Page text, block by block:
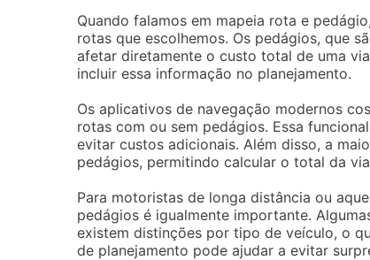
Quando falamos em mapeia rota e
rotas que escolhemos. Os pedágios, que
afetar diretamente o custo total de uma
incluir essa informação no planejamento.
Os aplicativos de navegação modernos
rotas com ou sem pedágios. Essa
evitar custos adicionais. Além disso, a
pedágios, permitindo calcular o total da
Para motoristas de longa distância ou
pedágios é igualmente importante.
existem distinções por tipo de veículo, o
de planejamento pode ajudar a evitar